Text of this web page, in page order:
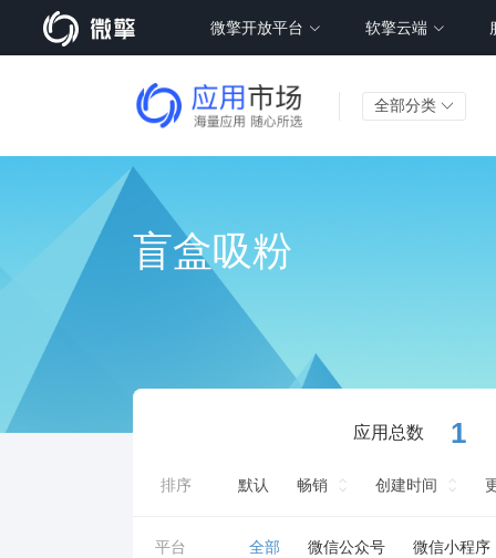
微擎开放平台 软擎云端
全部分类
盲盒吸粉
应用总数 1
排序 默认 畅销 创建时间
平台 全部 微信公众号 微信小程序